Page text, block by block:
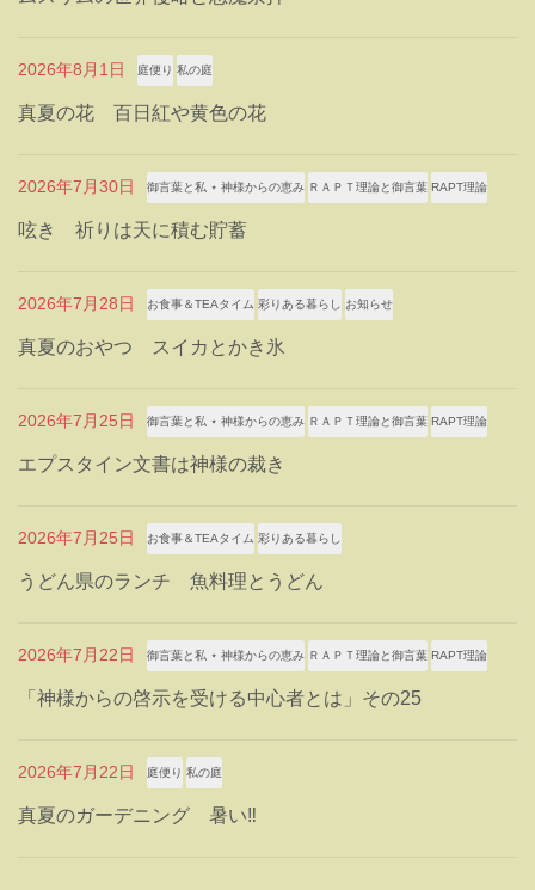
2026年8月1日 庭便り 私の庭
真夏の花 百日紅や黄色の花
2026年7月30日 御言葉と私 ⋆ 神様からの恵み ＲＡＰＴ理論と御言葉 RAPT理論
呟き 祈りは天に積む貯蓄
2026年7月28日 お食事＆TEAタイム 彩りある暮らし お知らせ
真夏のおやつ スイカとかき氷
2026年7月25日 御言葉と私 ⋆ 神様からの恵み ＲＡＰＴ理論と御言葉 RAPT理論
エプスタイン文書は神様の裁き
2026年7月25日 お食事＆TEAタイム 彩りある暮らし
うどん県のランチ 魚料理とうどん
2026年7月22日 御言葉と私 ⋆ 神様からの恵み ＲＡＰＴ理論と御言葉 RAPT理論
「神様からの啓示を受ける中心者とは」その25
2026年7月22日 庭便り 私の庭
真夏のガーデニング 暑い‼